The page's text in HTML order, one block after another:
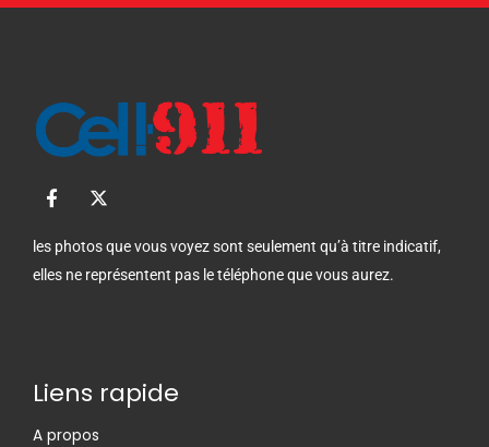
F
a
e
b
o
X
-
w
i
t
les photos que vous voyez sont seulement qu’à titre indicatif,
elles ne représentent pas le téléphone que vous aurez.
Liens rapide
A propos